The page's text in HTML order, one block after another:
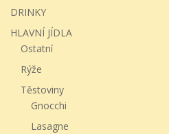
DRINKY
HLAVNÍ JÍDLA
Ostatní
Rýže
Těstoviny
Gnocchi
Lasagne